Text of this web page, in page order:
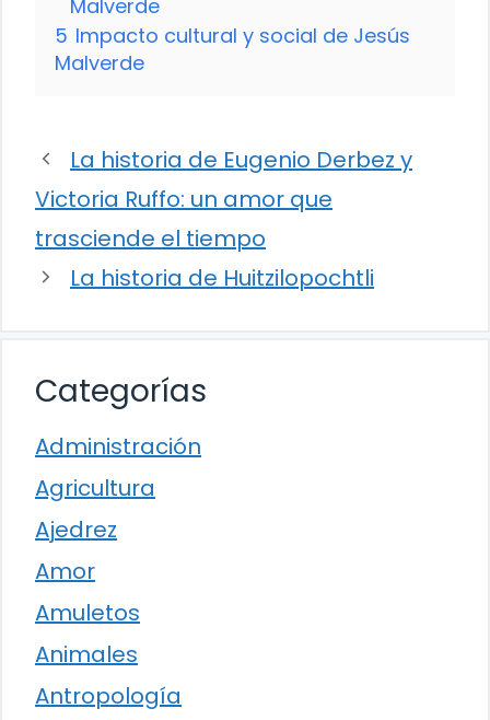
Malverde
5 Impacto cultural y social de Jesús
Malverde
La historia de Eugenio Derbez y
Victoria Ruffo: un amor que
trasciende el tiempo
La historia de Huitzilopochtli
Categorías
Administración
Agricultura
Ajedrez
Amor
Amuletos
Animales
Antropología